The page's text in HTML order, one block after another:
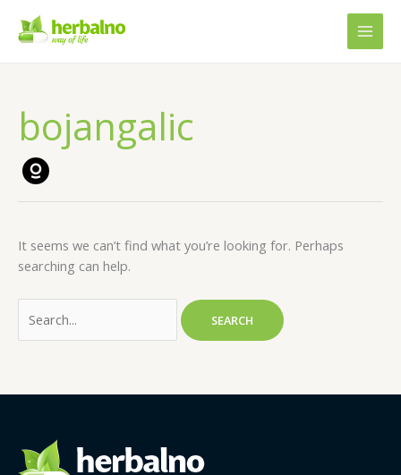
bojangalic
It seems we can’t find what you’re looking for. Perhaps
searching can help.
Search
for: